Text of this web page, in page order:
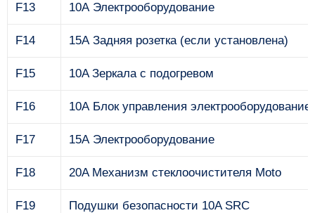
F13 10А Электрооборудование
F14 15А Задняя розетка (если установлена)
F15 10A Зеркала с подогревом
F16 10А Блок управления
F17 15А Электрооборудование
F18 20A Механизм стеклоочистителя Moto
F19 Подушки безопасности 10A SRC